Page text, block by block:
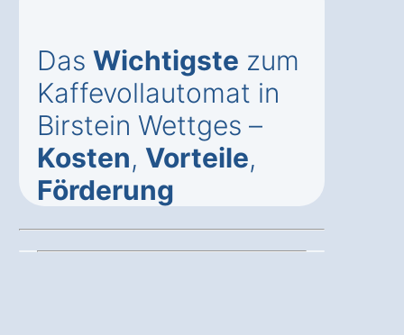
Das Wichtigste zum
Kaffevollautomat in
Birstein Wettges –
Kosten, Vorteile,
Förderung